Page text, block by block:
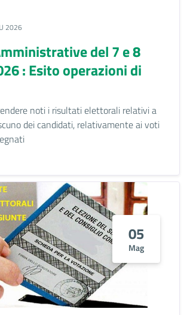
2026
del 7 e 8
: Esito operazioni di
noti i risultati elettorali relativi a
dei candidati, relativamente ai voti
05
Mag